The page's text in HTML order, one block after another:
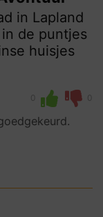
in Lapland
de puntjes
huisjes
0 0